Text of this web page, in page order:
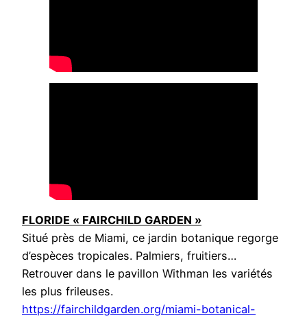
FLORIDE « FAIRCHILD GARDEN »
Situé près de Miami, ce jardin botanique regorge
d’espèces tropicales. Palmiers, fruitiers…
Retrouver dans le pavillon Withman les variétés
les plus frileuses.
https://fairchildgarden.org/miami-botanical-